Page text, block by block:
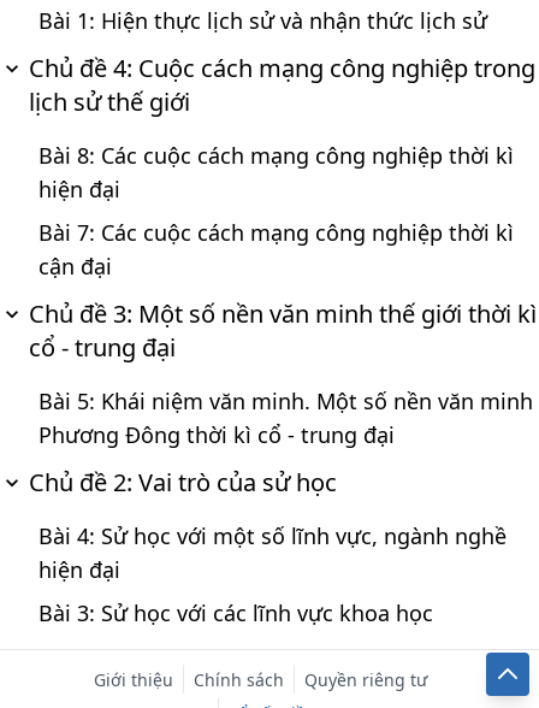
Bài 1: Hiện thực lịch sử và nhận thức lịch sử
Chủ đề 4: Cuộc cách mạng công nghiệp trong
lịch sử thế giới
Bài 8: Các cuộc cách mạng công nghiệp thời kì
hiện đại
Bài 7: Các cuộc cách mạng công nghiệp thời kì
cận đại
Chủ đề 3: Một số nền văn minh thế giới thời kì
cổ - trung đại
Bài 5: Khái niệm văn minh. Một số nền văn minh
Phương Đông thời kì cổ - trung đại
Chủ đề 2: Vai trò của sử học
Bài 4: Sử học với một số lĩnh vực, ngành nghề
hiện đại
Bài 3: Sử học với các lĩnh vực khoa học
Giới thiệu Chính sách
Quyền riêng tư